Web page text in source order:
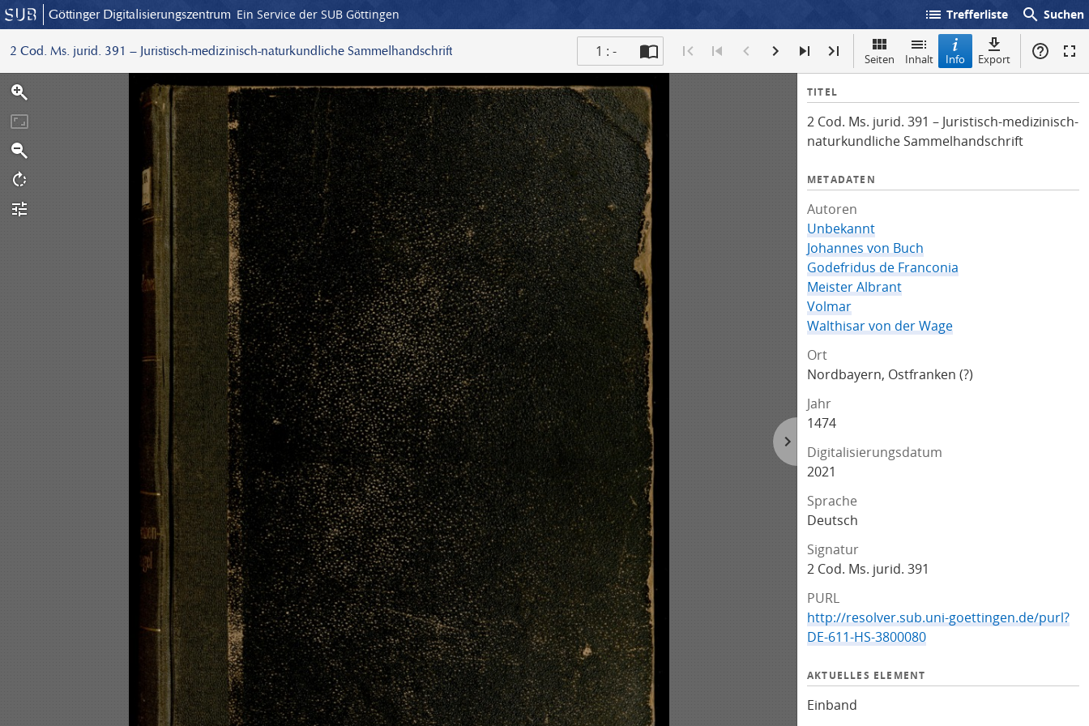
Göttinger Digitalisierungszentrum Ein Service der SUB Göttingen list Trefferliste search Suchen
2 Cod. Ms. jurid. 391 – Juristisch-medizinisch-naturkundliche Sammelhandschrift 1 : - Seiten Inhalt Info Export
I
f
o
TITEL
2 Cod. Ms. jurid. 391 – Juristisch-medizinisch-
naturkundliche Sammelhandschrift
METADATEN
Autoren
Unbekannt
Johannes von Buch
Godefridus de Franconia
Meister Albrant
Volmar
Walthisar von der Wage
Ort
Nordbayern, Ostfranken (?)
Jahr
1474
Digitalisierungsdatum
2021
Sprache
Deutsch
Signatur
2 Cod. Ms. jurid. 391
PURL
http://resolver.sub.uni-goettingen.de/purl?
DE-611-HS-3800080
AKTUELLES ELEMENT
Einband